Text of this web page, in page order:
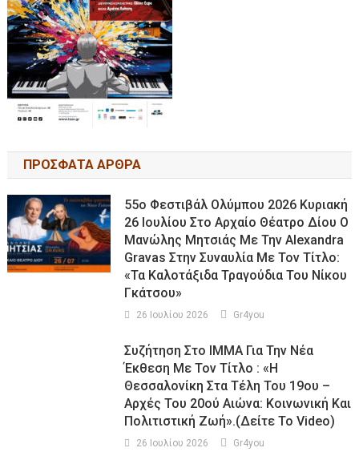
ΠΡΟΣΦΑΤΑ ΑΡΘΡΑ
55ο Φεστιβάλ Ολύμπου 2026 Κυριακή
26 Ιουλίου Στο Αρχαίο Θέατρο Δίου Ο
Μανώλης Μητσιάς Με Την Alexandra
Gravas Στην Συναυλία Με Τον Τίτλο:
«τα Καλοτάξιδα Τραγούδια Του Νίκου
Γκάτσου»
26 Ιουλίου 2026 Gr4you
Συζήτηση Στο ΙΜΜΑ Για Την Νέα
Έκθεση Με Τον Τίτλο : «Η
Θεσσαλονίκη Στα Τέλη Του 19ου –
Αρχές Του 20ού Αιώνα: Κοινωνική Και
Πολιτιστική Ζωή».(Δείτε Το Video)
26 Ιουλίου 2026 Gr4you